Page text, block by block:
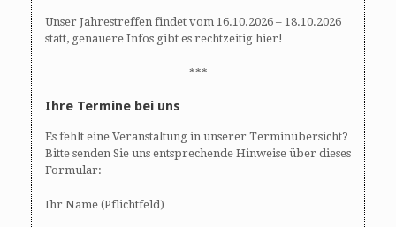
Unser Jahrestreffen findet vom 16.10.2026 – 18.10.2026
statt, genauere Infos gibt es rechtzeitig hier!
***
Ihre Termine bei uns
Es fehlt eine Veranstaltung in unserer Terminübersicht?
Bitte senden Sie uns entsprechende Hinweise über dieses
Formular:
Ihr Name (Pflichtfeld)